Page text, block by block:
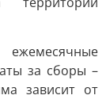
ежемесячные
за сборы –
зависит от